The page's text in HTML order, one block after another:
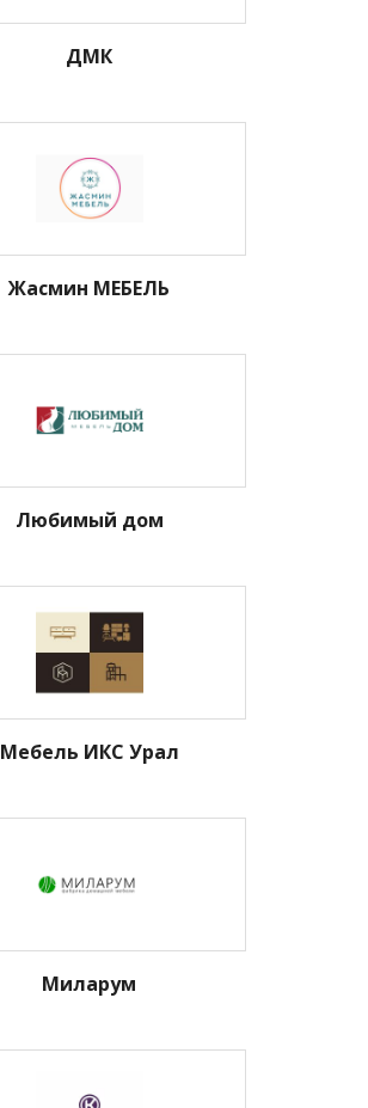
ДМК
Жасмин МЕБЕЛЬ
Любимый дом
Мебель ИКС Урал
Миларум